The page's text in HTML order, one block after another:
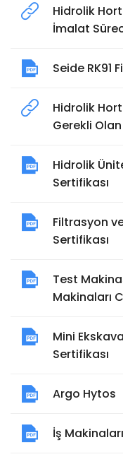
Hidrolik
İmalat
Seide RK91
Hidrolik
Gerekli
Hidrolik
Sertifikası
Filtrasyon
Sertifikası
Test
Makinaları
Mini
Sertifikası
Argo Hytos
İş Makinaları